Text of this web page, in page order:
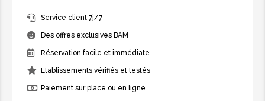
Service client 7j/7
Des offres exclusives BAM
Réservation facile et immédiate
Etablissements vérifiés et testés
Paiement sur place ou en ligne